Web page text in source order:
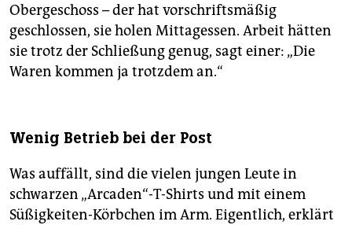
Obergeschoss – der hat vorschriftsmäßig
geschlossen, sie holen Mittagessen. Arbeit hätten
sie trotz der Schließung genug, sagt einer: „Die
Waren kommen ja trotzdem an.“
Wenig Betrieb bei der Post
Was auffällt, sind die vielen jungen Leute in
schwarzen „Arcaden“-T-Shirts und mit einem
Süßigkeiten-Körbchen im Arm. Eigentlich, erklärt